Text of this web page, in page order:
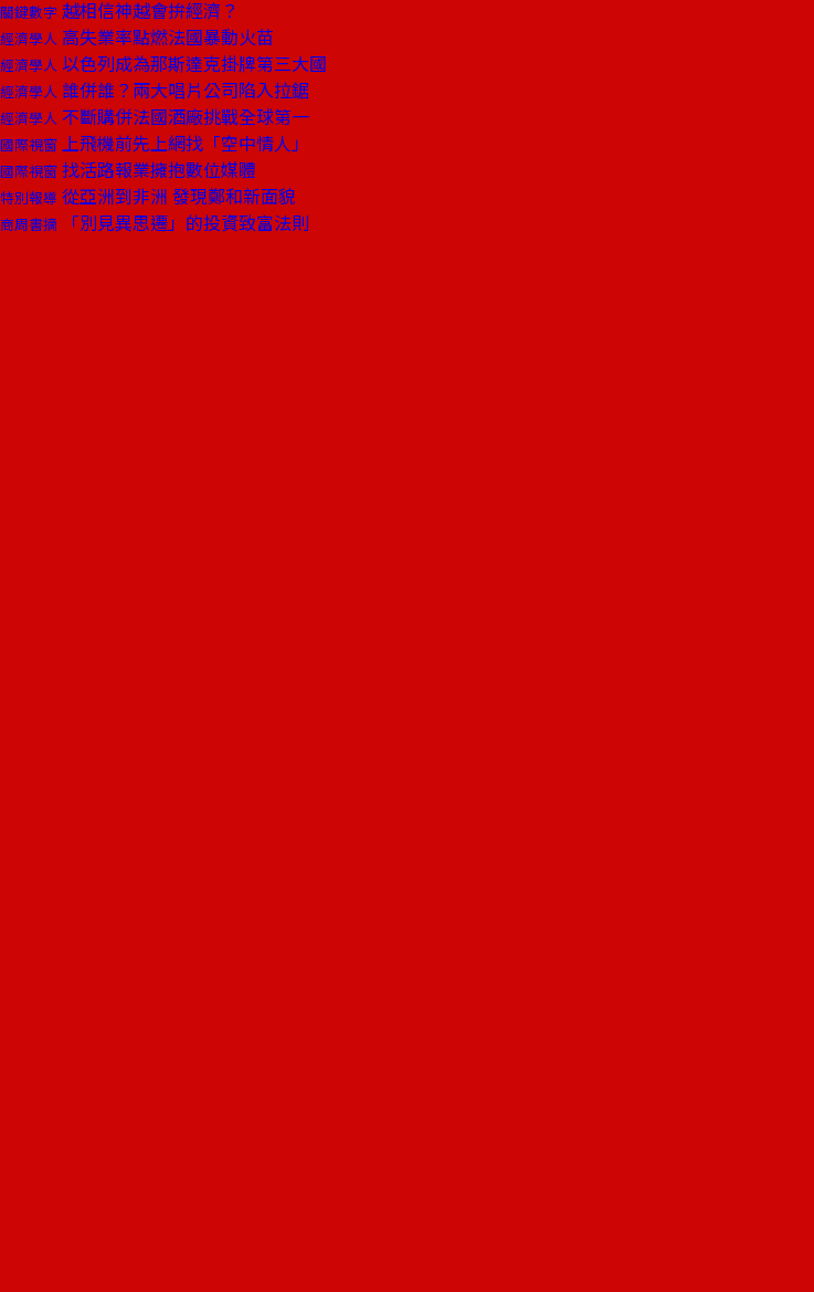
關鍵數字 越相信神越會拚經濟？
經濟學人 高失業率點燃法國暴動火苗
經濟學人 以色列成為那斯達克掛牌第三大國
經濟學人 誰併誰？兩大唱片公司陷入拉鋸
經濟學人 不斷購併法國酒廠挑戰全球第一
國際視窗 上飛機前先上網找「空中情人」
國際視窗 找活路報業擁抱數位媒體
特別報導 從亞洲到非洲 發現鄭和新面貌
商周書摘 「別見異思遷」的投資致富法則